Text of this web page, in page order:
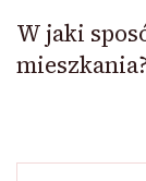
W jaki
mieszkania?